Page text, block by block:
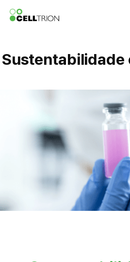
Celltrion the Global
Sustentabilidade